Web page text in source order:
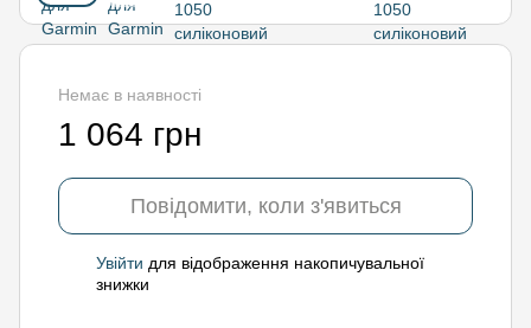
Немає в наявності
1 064 грн
Повідомити, коли з'явиться
Увійти для відображення накопичувальної
знижки